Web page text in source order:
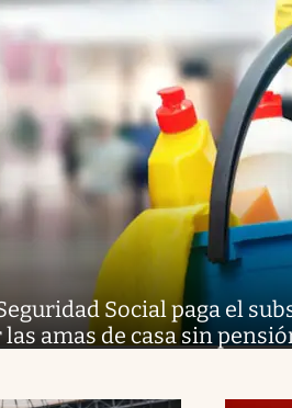
Social paga el
amas de casa sin